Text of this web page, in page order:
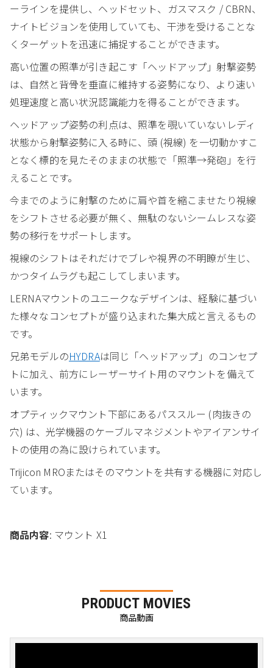
ーラインを提供し、ヘッドセット、ガスマスク / CBRN、
ナイトビジョンを使用していても、干渉を受けることな
くターゲットを迅速に捕捉することができます。
高い位置の照準が引き起こす「ヘッドアップ」射撃姿勢
は、自然と背骨を垂直に維持する姿勢になり、より速い
処理速度と高い状況認識能力を得ることができます。
ヘッドアップ姿勢の利点は、照準を覗いていないレディ
状態から射撃姿勢に入る時に、頭 (視線) を一切動かすこ
となく標的を見たそのままの状態で「照準→発砲」を行
えることです。
今までのように射撃のために肩や首を縮こませたり視線
をシフトさせる必要が無く、無駄のないシームレスな姿
勢の移行をサポートします。
視線のシフトはそれだけでブレや視界の不明瞭が生じ、
かつタイムラグも起こしてしまいます。
LERNAマウントのユニークなデザインは、経験に基づい
た様々なコンセプトが盛り込まれた集大成と言えるもの
です。
兄弟モデルのHYDRAは同じ「ヘッドアップ」のコンセプ
トに加え、前方にレーザーサイト用のマウントを備えて
います。
オプティックマウント下部にあるパススルー (肉抜きの
穴) は、光学機器のケーブルマネジメントやアイアンサイ
トの使用の為に設けられています。
Trijicon MROまたはそのマウントを共有する機器に対応し
ています。
商品内容: マウント X1
PRODUCT MOVIES
商品動画